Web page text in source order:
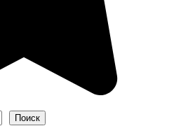
Поиск